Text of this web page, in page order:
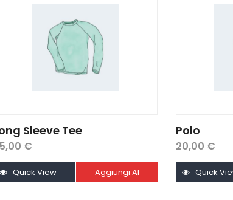
Sleeve Tee
€
Aggiungi Al
Quick View
Polo
20,00 €
Quick